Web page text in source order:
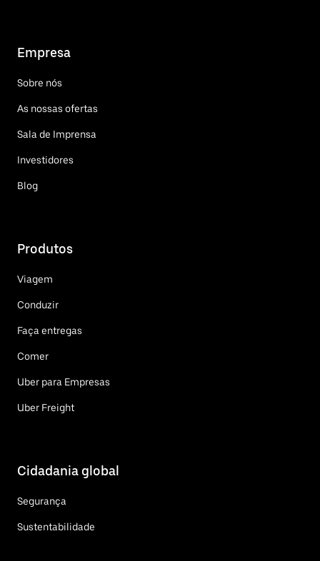
Empresa
Sobre nós
As nossas ofertas
Sala de Imprensa
Investidores
Blog
Produtos
Viagem
Conduzir
Faça entregas
Comer
Uber para Empresas
Uber Freight
Cidadania global
Segurança
Sustentabilidade